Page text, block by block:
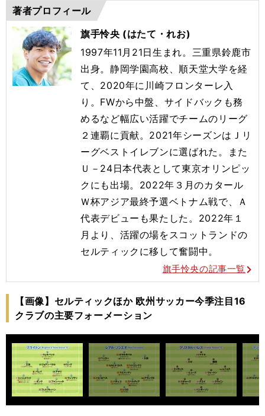
著者プロフィール
旗手怜央 (はたて・れお)
1997年11月21日生まれ。三重県鈴鹿市
出身。静岡学園高校、順天堂大学を経
て、2020年に川崎フロンターレ入
り。FWから中盤、サイドバックも務
めるなど幅広い活躍でチームのリーグ
２連覇に貢献。2021年シーズンはＪリ
ーグベストイレブンに選ばれた。また
Ｕ－24日本代表として東京オリンピッ
クにも出場。2022年３月のカタール
Ｗ杯アジア最終予選ベトナム戦で、Ａ
代表デビューも果たした。2022年１
月より、活躍の場をスコットランドの
セルティックに移して奮闘中。
旗手怜央の記事一覧
【画像】セルティックほか 欧州サッカー今季注目16
クラブの主要フォーメーション